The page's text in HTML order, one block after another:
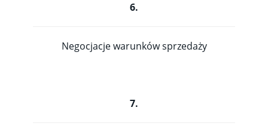
6.
Negocjacje warunków sprzedaży
7.